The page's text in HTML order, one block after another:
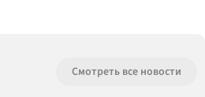
Смотреть все новости